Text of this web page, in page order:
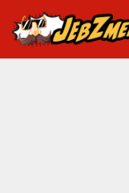
Przejdź
do